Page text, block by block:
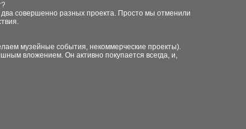
совершенно разных проекта. Просто мы отменили
музейные события, некоммерческие проекты).
вложением. Он активно покупается всегда, и,